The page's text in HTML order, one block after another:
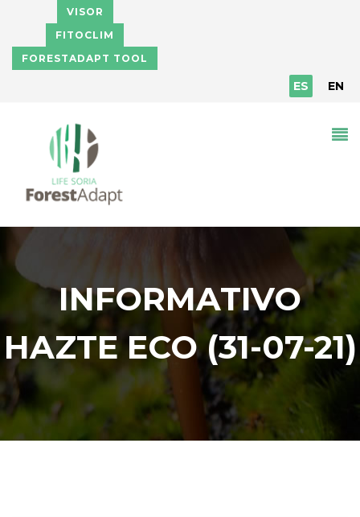
Pasar al contenido principal
VISOR
FITOCLIM
FORESTADAPT TOOL
ES EN
INFORMATIVO
HAZTE ECO (31-07-21)